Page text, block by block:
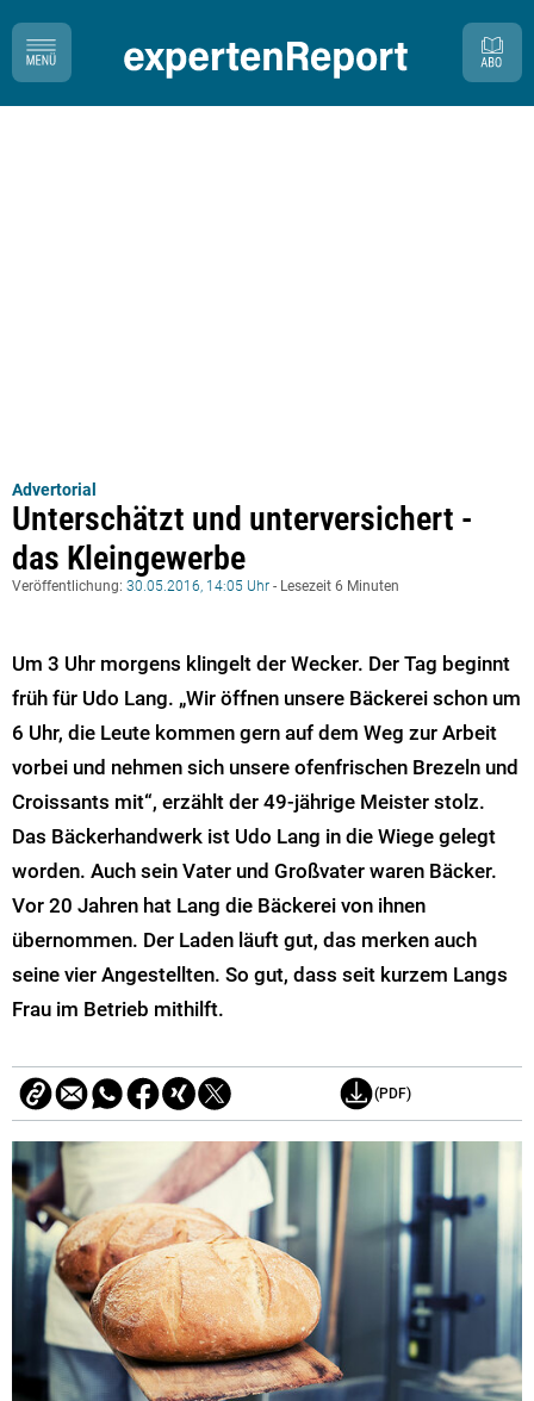
Advertorial
Unterschätzt und unterversichert -
das Kleingewerbe
Veröffentlichung: 30.05.2016, 14:05 Uhr - Lesezeit 6 Minuten
Um 3 Uhr morgens klingelt der Wecker. Der Tag beginnt
früh für Udo Lang. „Wir öffnen unsere Bäckerei schon um
6 Uhr, die Leute kommen gern auf dem Weg zur Arbeit
vorbei und nehmen sich unsere ofenfrischen Brezeln und
Croissants mit“, erzählt der 49-jährige Meister stolz.
Das Bäckerhandwerk ist Udo Lang in die Wiege gelegt
worden. Auch sein Vater und Großvater waren Bäcker.
Vor 20 Jahren hat Lang die Bäckerei von ihnen
übernommen. Der Laden läuft gut, das merken auch
seine vier Angestellten. So gut, dass seit kurzem Langs
Frau im Betrieb mithilft.
(PDF)